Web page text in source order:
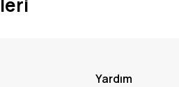
Yardım